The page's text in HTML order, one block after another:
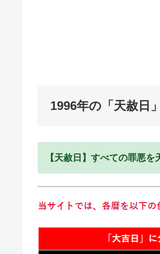
1996年の「天赦日
【天赦日】すべての罪悪